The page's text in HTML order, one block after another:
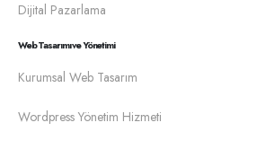
Dijital Pazarlama
Web Tasarımı ve Yönetimi
Kurumsal Web Tasarım
Wordpress Yönetim Hizmeti